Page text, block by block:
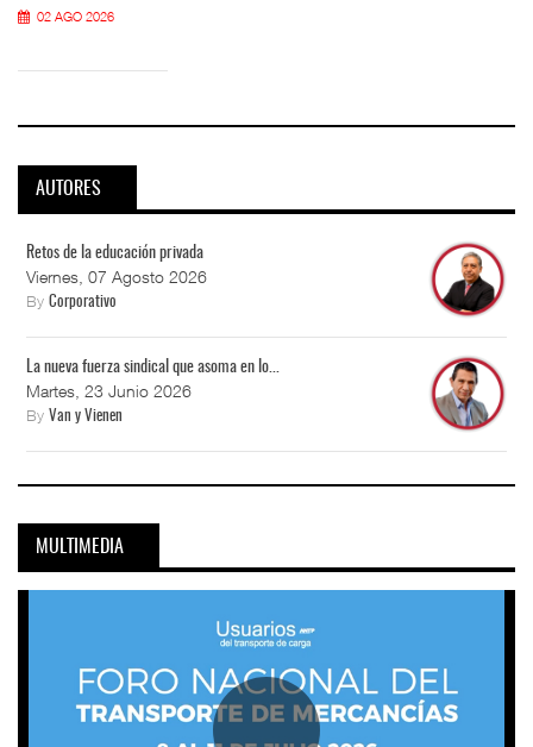
02 AGO 2026
AUTORES
Retos de la educación privada
Viernes, 07 Agosto 2026
By Corporativo
La nueva fuerza sindical que asoma en lo...
Martes, 23 Junio 2026
By Van y Vienen
MULTIMEDIA